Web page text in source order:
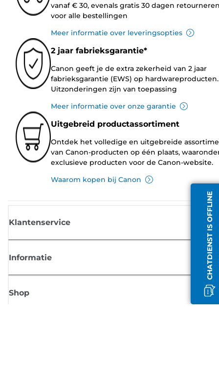
CHATDIENST IS OFFLINE
vanaf € 30, evenals gratis 30 dagen
voor alle bestellingen
Meer informatie over leveringsopties
2 jaar fabrieksgarantie*
Canon geeft je de extra zekerheid van 2 jaar
fabrieksgarantie (EWS) op hardwareproducten.
Uitzonderingen zijn van toepassing
Meer informatie over onze garantie
Uitgebreid productassortiment
Ontdek het volledige en uitgebreide
van Canon-producten op één plaats,
exclusieve producten voor de Canon-website.
Waarom kopen bij Canon
Klantenservice
Informatie
Shop